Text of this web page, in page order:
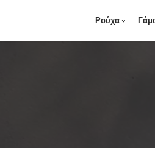
Ρούχα